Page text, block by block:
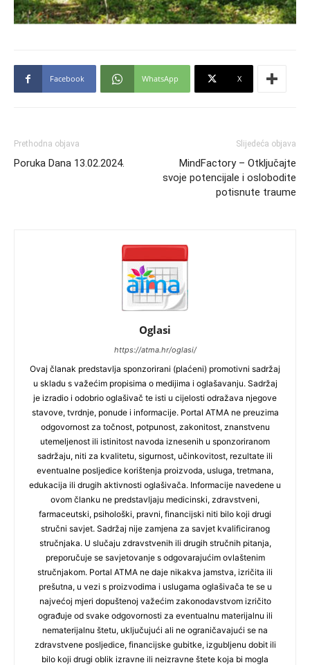
Facebook WhatsApp X
Prethodna objava
Poruka Dana 13.02.2024.
Slijedeća objava
MindFactory – Otključajte
svoje potencijale i oslobodite
potisnute traume
Oglasi
https://atma.hr/oglasi/
Ovaj članak predstavlja sponzorirani (plaćeni) promotivni sadržaj
u skladu s važećim propisima o medijima i oglašavanju. Sadržaj
je izradio i odobrio oglašivač te isti u cijelosti odražava njegove
stavove, tvrdnje, ponude i informacije. Portal ATMA ne preuzima
odgovornost za točnost, potpunost, zakonitost, znanstvenu
utemeljenost ili istinitost navoda iznesenih u sponzoriranom
sadržaju, niti za kvalitetu, sigurnost, učinkovitost, rezultate ili
eventualne posljedice korištenja proizvoda, usluga, tretmana,
edukacija ili drugih aktivnosti oglašivača. Informacije navedene u
ovom članku ne predstavljaju medicinski, zdravstveni,
farmaceutski, psihološki, pravni, financijski niti bilo koji drugi
stručni savjet. Sadržaj nije zamjena za savjet kvalificiranog
stručnjaka. U slučaju zdravstvenih ili drugih stručnih pitanja,
preporučuje se savjetovanje s odgovarajućim ovlaštenim
stručnjakom. Portal ATMA ne daje nikakva jamstva, izričita ili
prešutna, u vezi s proizvodima i uslugama oglašivača te se u
najvećoj mjeri dopuštenoj važećim zakonodavstvom izričito
ograđuje od svake odgovornosti za eventualnu materijalnu ili
nematerijalnu štetu, uključujući ali ne ograničavajući se na
zdravstvene posljedice, financijske gubitke, izgubljenu dobit ili
bilo koji drugi oblik izravne ili neizravne štete koja bi mogla